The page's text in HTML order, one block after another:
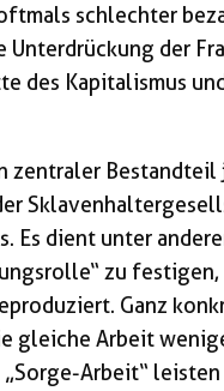
schlechter
Unterdrückung der
des Kapitalismus
zentraler
Es dient unter
zu
Ganz
gleiche Arbeit
Arbeit“ leisten